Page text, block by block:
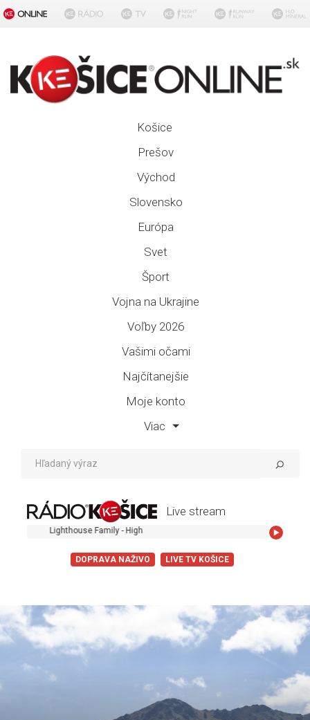
Košice
Prešov
Východ
Slovensko
Európa
Svet
Šport
Vojna na Ukrajine
Voľby 2026
Vašimi očami
Najčítanejšie
Moje konto
Viac
Live stream
Lighthouse Family - High
DOPRAVA NAŽIVO LIVE TV KOŠICE